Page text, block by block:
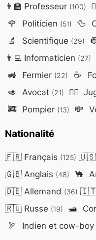
👨‍🏫 Professeur (100)
🌹 Politicien (51) 🦆
🔬 Scientifique (29)
👨‍💻Informaticien (27)
🚜 Fermier (22) ☕
🥑 Avocat (21) 👨‍⚖️
🚒 Pompier (13) 💸
Nationalité
🇫🇷Français (125) 🇺🇸
🇬🇧Anglais (48) 🐪
🇩🇪Allemand (36)
🇷🇺Russe (19) 🛥️
🏹 Indien et cow-boy